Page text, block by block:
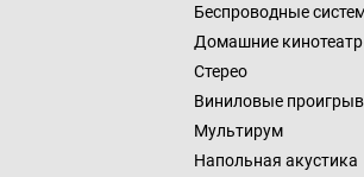
Беспроводные
Домашние
Стерео
Виниловые
Мультирум
Напольная акустика